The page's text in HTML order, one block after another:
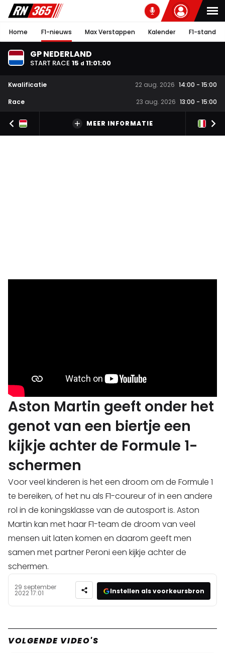
Home F1-nieuws Max Verstappen Kalender F1-stand
GP NEDERLAND
START RACE 15 d 11:00:59
Kwalificatie 22 aug. 2026 14:00 - 15:00
Race
23 aug. 2026 13:00 - 15:00
MEER INFORMATIE
Aston Martin geeft onder het
genot van een biertje een
kijkje achter de Formule 1-
schermen
Voor veel kinderen is het een droom om de Formule 1
te bereiken, of het nu als F1-coureur of in een andere
rol in de koningsklasse van de autosport is. Aston
Martin kan met haar F1-team de droom van veel
mensen uit laten komen en daarom geeft men
samen met partner Peroni een kijkje achter de
schermen.
29 september
2022 17:01 Instellen als voorkeursbron
VOLGENDE VIDEO'S